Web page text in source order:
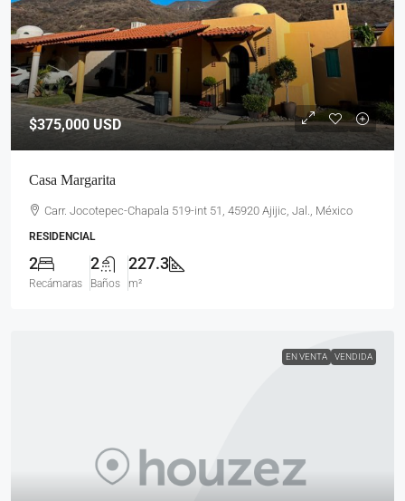
$375,000USD
Casa Margarita
Carr. Jocotepec-Chapala 519-int 51, 45920 Ajijic, Jal., México
RESIDENCIAL
2
Recámaras
2
Baños
227.3
m²
EN VENTA VENDIDA